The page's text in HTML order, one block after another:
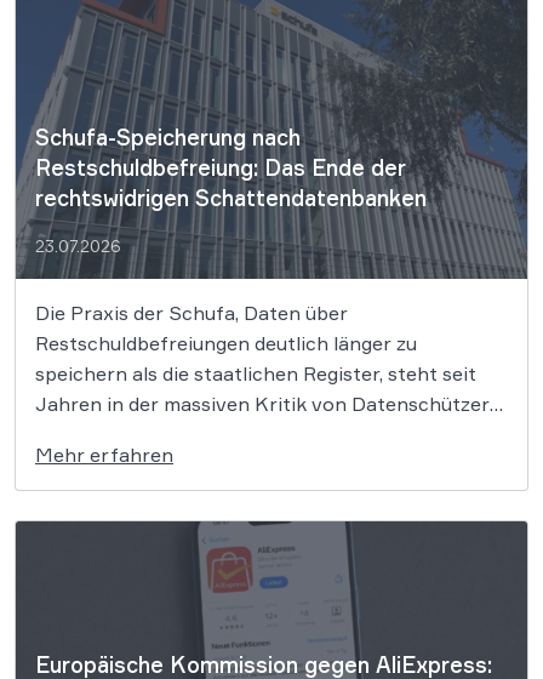
Schufa-Speicherung nach
Restschuldbefreiung: Das Ende der
rechtswidrigen Schattendatenbanken
23.07.2026
Die Praxis der Schufa, Daten über
Restschuldbefreiungen deutlich länger zu
speichern als die staatlichen Register, steht seit
Jahren in der massiven Kritik von Datenschützern.
Vorgehensweise nun eine klare Absage erteilt und
damit die Rechte von Millionen Verbrauchern
gestärkt. Werden Informationen in sogenannten
Schattendatenbanken vorgehalten, obwohl […]
Mehr erfahren
Europäische Kommission gegen AliExpress: